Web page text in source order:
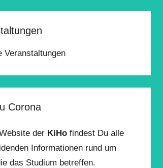
Veranstaltungen
Corona
der KiHo findest Du alle
Informationen rund um
das Studium betreffen.